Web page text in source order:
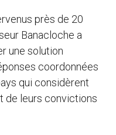
près de 20
Banacloche a
une solution
coordonnées
qui considèrent
de leurs convictions